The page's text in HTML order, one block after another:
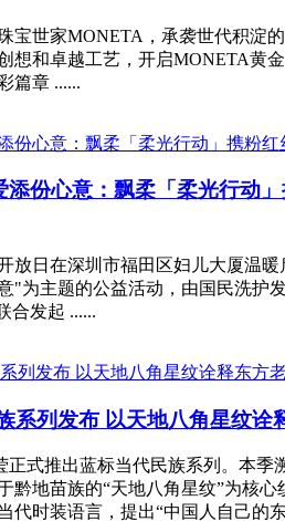
宝世家MONETA，承袭世代积淀
想和卓越工艺，开启MONETA黄
篇章 ......
添份心意：飘柔「柔光行动
放日在深圳市福田区妇儿大厦温
"为主题的公益活动，由国民洗护
合发起 ......
系列发布 以天地八角星纹诠
正式推出蓝标当代民族系列。本季
黔地苗族的“天地八角星纹”为核
代时装语言，提出“中国人自己的